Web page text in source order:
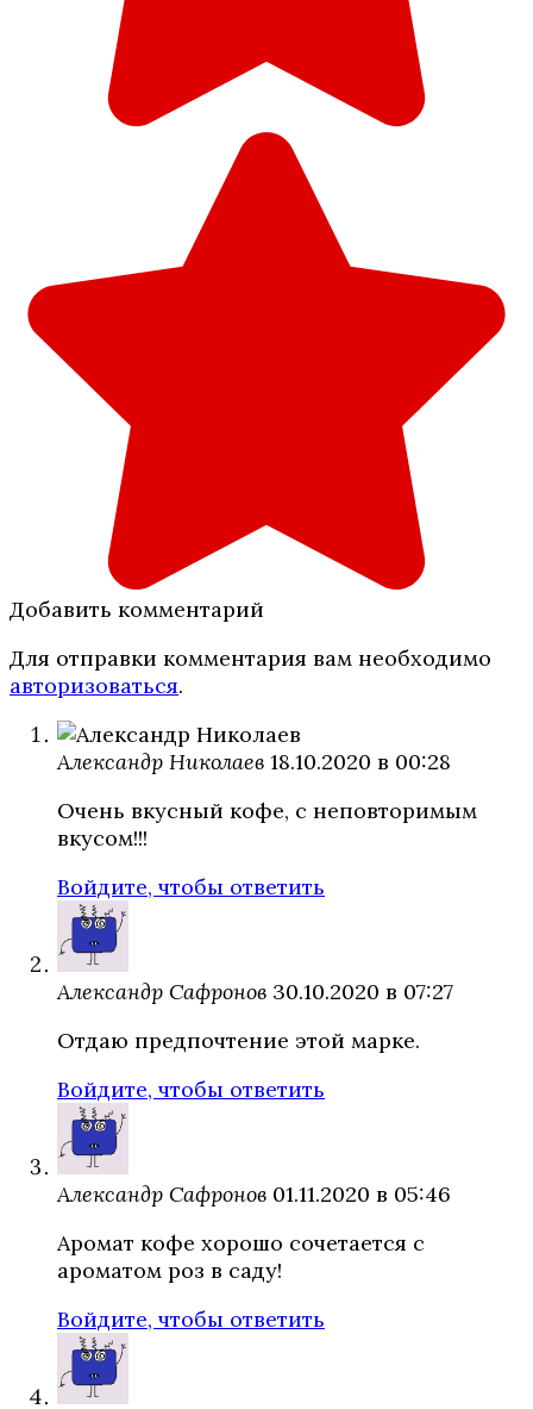
Добавить комментарий
Для отправки комментария вам необходимо
авторизоваться.
Александр Николаев 18.10.2020 в 00:28
Очень вкусный кофе, с неповторимым
вкусом!!!
Войдите, чтобы ответить
Александр Сафронов 30.10.2020 в 07:27
Отдаю предпочтение этой марке.
Войдите, чтобы ответить
Александр Сафронов 01.11.2020 в 05:46
Аромат кофе хорошо сочетается с
ароматом роз в саду!
Войдите, чтобы ответить